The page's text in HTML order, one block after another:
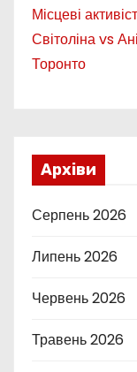
Місцеві
Світоліна vs
Торонто
Архіви
Серпень 2026
Липень 2026
Червень 2026
Травень 2026